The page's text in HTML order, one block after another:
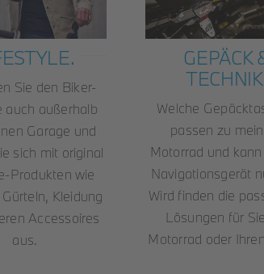
Sie den Biker-
auch außerhalb
Garage und
sich mit original
Produkten wie
Kleidung
Accessoires
aus.
GEPÄCK
Welche
passen zu
Motorrad und
Navigationsgerät
Wird finden die
Lösungen für
Motorrad oder